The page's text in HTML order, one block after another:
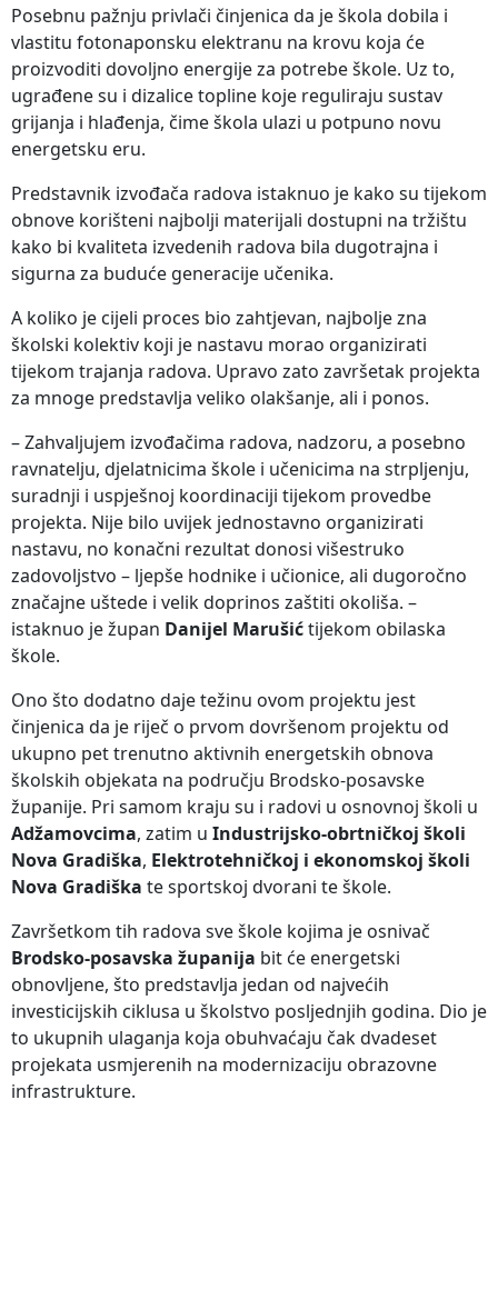
Posebnu pažnju privlači činjenica da je škola dobila i
vlastitu fotonaponsku elektranu na krovu koja će
proizvoditi dovoljno energije za potrebe škole. Uz to,
ugrađene su i dizalice topline koje reguliraju sustav
grijanja i hlađenja, čime škola ulazi u potpuno novu
energetsku eru.
Predstavnik izvođača radova istaknuo je kako su tijekom
obnove korišteni najbolji materijali dostupni na tržištu
kako bi kvaliteta izvedenih radova bila dugotrajna i
sigurna za buduće generacije učenika.
A koliko je cijeli proces bio zahtjevan, najbolje zna
školski kolektiv koji je nastavu morao organizirati
tijekom trajanja radova. Upravo zato završetak projekta
za mnoge predstavlja veliko olakšanje, ali i ponos.
– Zahvaljujem izvođačima radova, nadzoru, a posebno
ravnatelju, djelatnicima škole i učenicima na strpljenju,
suradnji i uspješnoj koordinaciji tijekom provedbe
projekta. Nije bilo uvijek jednostavno organizirati
nastavu, no konačni rezultat donosi višestruko
zadovoljstvo – ljepše hodnike i učionice, ali dugoročno
značajne uštede i velik doprinos zaštiti okoliša. –
istaknuo je župan Danijel Marušićtijekom obilaska
škole.
Ono što dodatno daje težinu ovom projektu jest
činjenica da je riječ o prvom dovršenom projektu od
ukupno pet trenutno aktivnih energetskih obnova
školskih objekata na području Brodsko-posavske
županije. Pri samom kraju su i radovi u osnovnoj školi u
Adžamovcima, zatim u Industrijsko-obrtničkoj školi
Nova Gradiška, Elektrotehničkoj i ekonomskoj školi
Nova Gradiška te sportskoj dvorani te škole.
Završetkom tih radova sve škole kojima je osnivač
Brodsko-posavska županija bit će energetski
obnovljene, što predstavlja jedan od najvećih
investicijskih ciklusa u školstvo posljednjih godina. Dio je
to ukupnih ulaganja koja obuhvaćaju čak dvadeset
projekata usmjerenih na modernizaciju obrazovne
infrastrukture.